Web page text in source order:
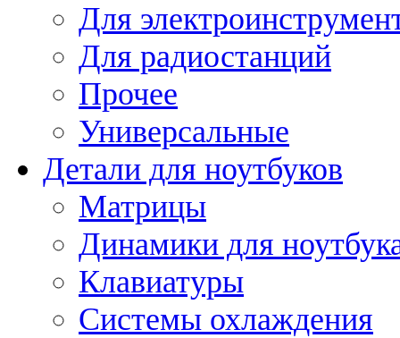
Для
Для радиостанций
Прочее
Универсальные
Детали для ноутбуков
Матрицы
Динамики для
Клавиатуры
Системы охлаждения